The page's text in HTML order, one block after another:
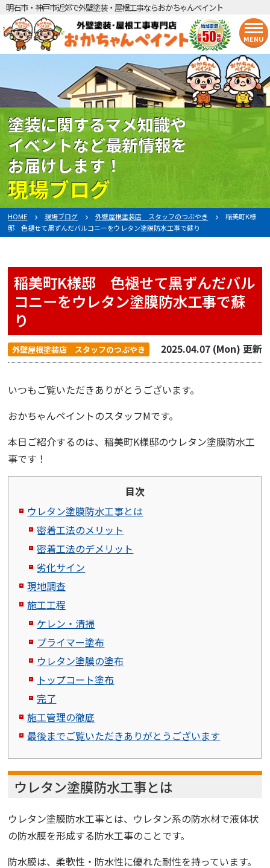
明石市・神戸市近郊で外壁塗装・屋根工事ならおかちゃんペイント
MENU
塗装に関するマメ知識や
イベントなど最新情報を
お届けします！
現場ブログ
HOME 現場ブログ 外壁屋根塗装店 スタッフのつぶやき
稲美町K様
邸 色褪せて黒ずんだバルコニーをウレタン塗膜防水工事で蘇り
稲美町K様邸 色褪せて黒ずんだバル
コニーをウレタン塗膜防水工事で蘇
り
外壁屋根塗装店 スタッフのつぶやき 2025.04.07 (Mon) 更新
いつもご覧いただきありがとうございます。
おかちゃんペイントのスタッフMです。
本日ご紹介するのは、稲美町K様邸のウレタン塗膜防水工
事です！
目次
ウレタン塗膜防水工事とは
密着工法のメリット
密着工法のデメリット
劣化サイン
現地調査
施工工程
ケレン・清掃
プライマー塗布
ウレタン塗膜の塗布
トップコート塗布
完了
施工管理の徹底
最後までご覧いただきありがとうございます
ウレタン塗膜防水工事とは
ウレタン塗膜防水工事とは、ウレタン系の防水材で液体状
の防水膜を形成する防水工事のことです。
防水膜は、柔軟性・防水性に優れた耐性を持っています。